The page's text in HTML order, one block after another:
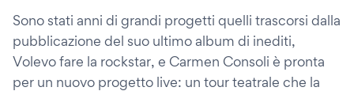
Sono stati anni di grandi progetti quelli trascorsi dalla
pubblicazione del suo ultimo album di inediti,
Volevo fare la rockstar, e Carmen Consoli è pronta
per un nuovo progetto live: un tour teatrale che la